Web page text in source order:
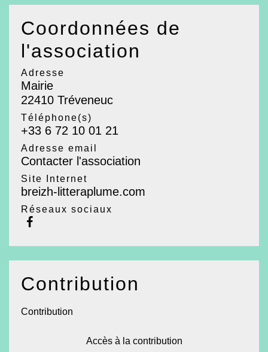
Coordonnées de
l'association
Adresse
Mairie
22410 Tréveneuc
Téléphone(s)
+33 6 72 10 01 21
Adresse email
Contacter l'association
Site Internet
breizh-litteraplume.com
Réseaux sociaux
Contribution
Contribution
Accès à la contribution